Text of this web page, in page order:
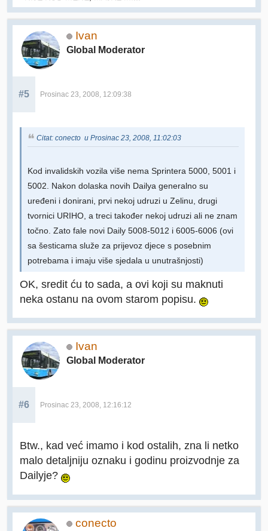
Ivan
Global Moderator
#5 Prosinac 23, 2008, 12:09:38
Citat: conecto u Prosinac 23, 2008, 11:02:03
Kod invalidskih vozila više nema Sprintera 5000, 5001 i
5002. Nakon dolaska novih Dailya generalno su
uređeni i donirani, prvi nekoj udruzi u Zelinu, drugi
tvornici URIHO, a treci također nekoj udruzi ali ne znam
točno. Zato fale novi Daily 5008-5012 i 6005-6006 (ovi
sa šesticama služe za prijevoz djece s posebnim
potrebama i imaju više sjedala u unutrašnjosti)
OK, sredit ću to sada, a ovi koji su maknuti
neka ostanu na ovom starom popisu.
Ivan
Global Moderator
#6 Prosinac 23, 2008, 12:16:12
Btw., kad već imamo i kod ostalih, zna li netko
malo detaljniju oznaku i godinu proizvodnje za
Dailyje?
conecto